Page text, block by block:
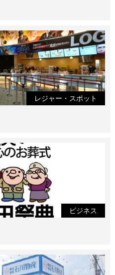
レジャー・スポット
ビジネス